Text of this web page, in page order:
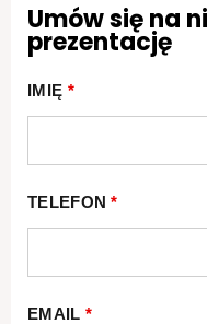
Umów się na
prezentację
IMIĘ *
TELEFON*
EMAIL *